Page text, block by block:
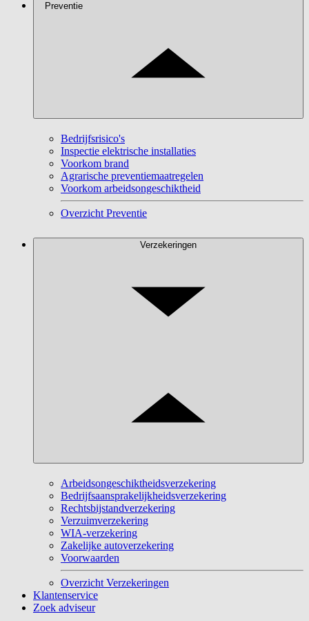
Preventie
Bedrijfsrisico's
Inspectie elektrische installaties
Voorkom brand
Agrarische preventiemaatregelen
Voorkom arbeidsongeschiktheid
Overzicht Preventie
Verzekeringen
Arbeidsongeschiktheidsverzekering
Bedrijfsaansprakelijkheidsverzekering
Rechtsbijstandverzekering
Verzuimverzekering
WIA-verzekering
Zakelijke autoverzekering
Voorwaarden
Overzicht Verzekeringen
Klantenservice
Zoek adviseur